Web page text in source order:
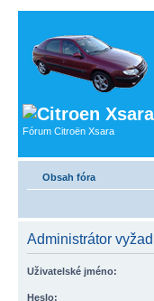
Fórum Citroën Xsara
Obsah fóra
Administrátor
Uživatelské jméno:
Heslo: